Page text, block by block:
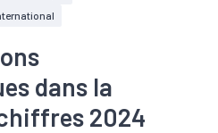
dans la
2024